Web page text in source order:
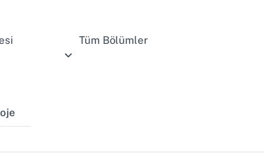
Tüm Bölümler